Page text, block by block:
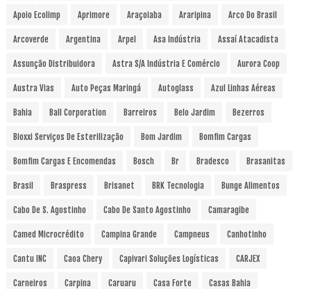
Apoio Ecolimp Aprimore Araçoiaba Araripina Arco Do Brasil
Arcoverde Argentina Arpel Asa Indústria Assaí Atacadista
Assunção Distribuidora Astra S/A Indústria E Comércio Aurora Coop
Austra Vias Auto Peças Maringá Autoglass Azul Linhas Aéreas
Bahia Ball Corporation Barreiros Belo Jardim Bezerros
Bioxxi Serviços De Esterilização Bom Jardim Bomfim Cargas
Bomfim Cargas E Encomendas Bosch Br Bradesco Brasanitas
Brasil Braspress Brisanet BRK Tecnologia Bunge Alimentos
Cabo De S. Agostinho Cabo De Santo Agostinho Camaragibe
Camed Microcrédito Campina Grande Campneus Canhotinho
Cantu INC Caoa Chery Capivari Soluções Logísticas CARJEX
Carneiros Carpina Caruaru Casa Forte Casas Bahia